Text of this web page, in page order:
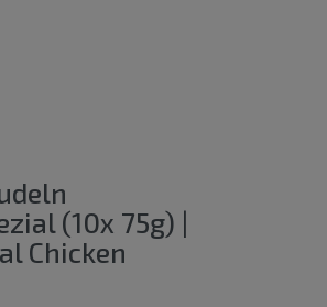
(10x 75g) |
Chicken